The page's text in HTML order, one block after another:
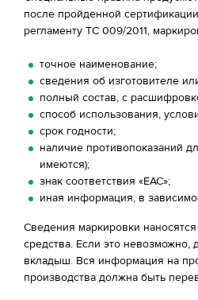
после пройденной
регламенту ТС 009/2011,
точное наименование;
сведения об изготовителе
полный состав, с
способ использования,
срок годности;
наличие противопоказаний
имеются);
знак соответствия «ЕАС»;
иная информация, в
Сведения маркировки наносятся
средства. Если это невозможно,
вкладыш. Вся информация на
производства должна быть